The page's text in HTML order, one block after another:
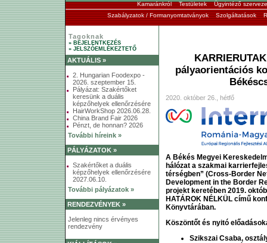
Kamaránkról Testületek
Ügyintéző
Szabályzatok / Formanyomtatványok
Szolgáltatások
Tagoknak
» BEJELENTKEZÉS
» JELSZÓEMLÉKEZTETŐ
AKTUÁLIS »
2. Hungarian Foodexpo -
2026. szeptember 15.
Pályázat: Szakértőket
keresünk a duális
képzőhelyek ellenőrzésére
HairWorkShop 2026.06.28.
China Brand Fair 2026
Pénzt, de honnan? 2026
További híreink »
PÁLYÁZATOK »
Szakértőket a duális
képzőhelyek ellenőrzésére
2027.06.10.
További pályázatok »
RENDEZVÉNYEK »
Jelenleg nincs érvényes
rendezvény
pályaorientációs
2020. október 26., hétfő
A Békés Megyei
hálózat a szakmai
térségben” (Cross-Border
Development in the Border
projekt keretében 2019.
HATÁROK NÉLKÜL című
Könyvtárában.
Köszöntőt és nyitó
Szikszai Csaba,